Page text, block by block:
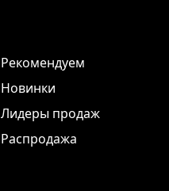
Рекомендуем
Новинки
Лидеры продаж
Распродажа